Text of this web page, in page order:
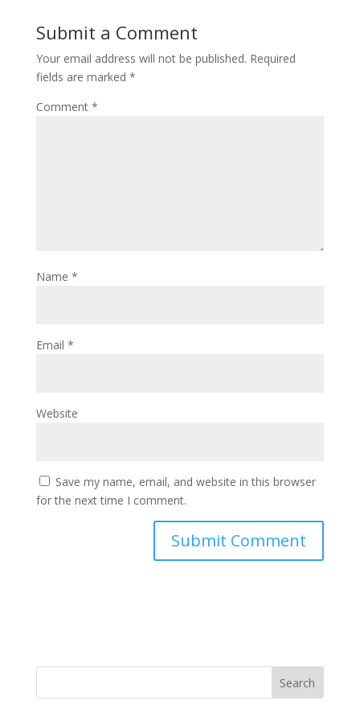
Submit a Comment
Your email address will not be published. Required
fields are marked *
Comment *
Name *
Email *
Website
Save my name, email, and website in this browser
for the next time I comment.